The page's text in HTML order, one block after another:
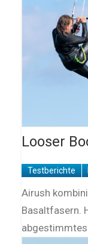
Looser
Testberichte
Airush
Basaltfasern.